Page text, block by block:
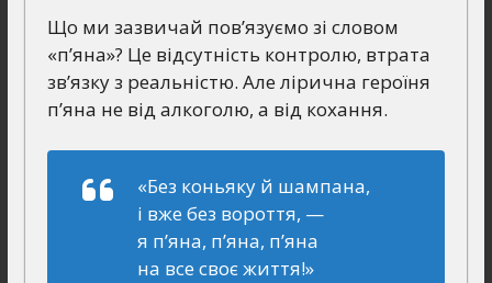
Що ми зазвичай пов’язуємо зі словом
«п’яна»? Це відсутність контролю, втрата
зв’язку з реальністю. Але лірична героїня
п’яна не від алкоголю, а від кохання.
«Без коньяку й шампана,
і вже без вороття, —
я п’яна, п’яна, п’яна
на все своє життя!»